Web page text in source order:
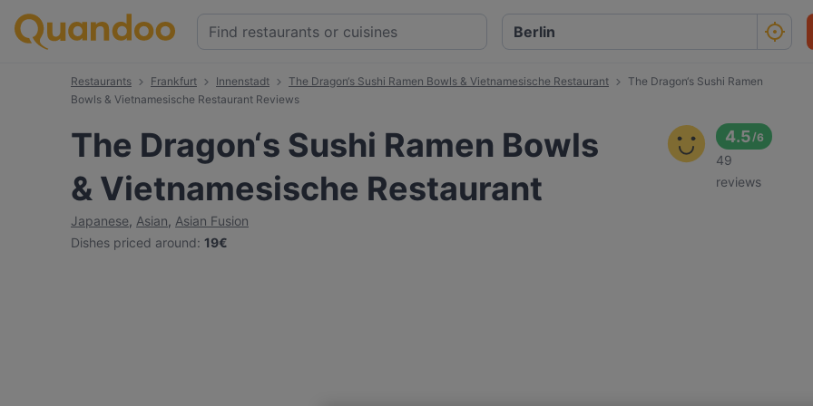
Restaurants Frankfurt Innenstadt The Dragon‘s Sushi Ramen Bowls & Vietnamesische Restaurant
The Dragon‘s Sushi Ramen
Bowls & Vietnamesische Restaurant Reviews
The Dragon‘s Sushi Ramen Bowls
& Vietnamesische Restaurant
Japanese, Asian, Asian Fusion
Dishes priced around: 19€
4.5/6
49
reviews